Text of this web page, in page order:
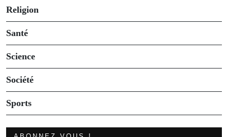
Religion
Santé
Science
Société
Sports